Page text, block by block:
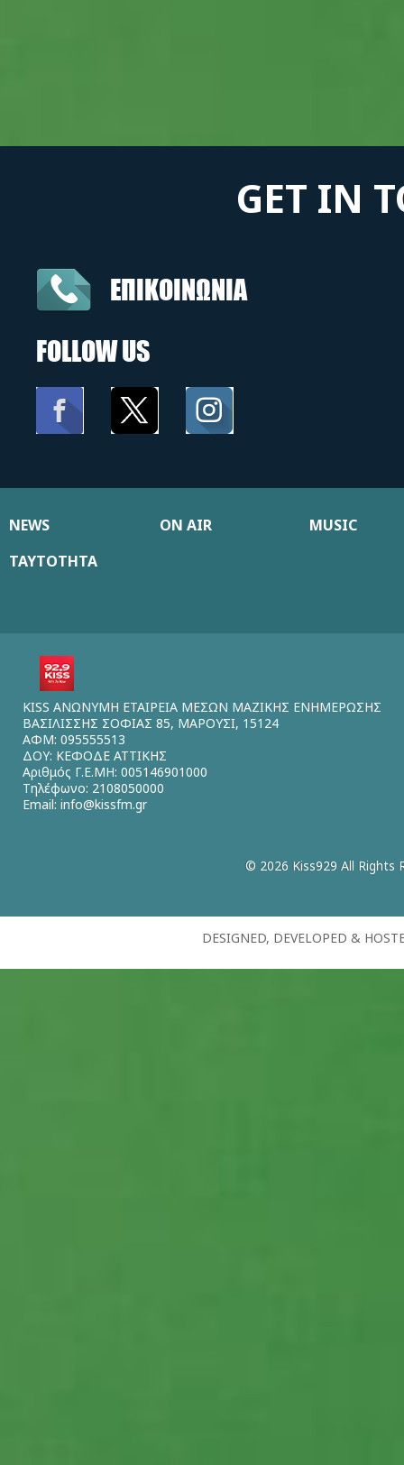
GET IN
ΕΠΙΚΟΙΝΩΝΙΑ
FOLLOW US
NEWS ON AIR
MUSIC
ΤΑΥΤΟΤΗΤΑ
KISS ΑΝΩΝΥΜΗ ΕΤΑΙΡΕΙΑ ΜΕΣΩΝ ΜΑΖΙΚΗΣ ΕΝΗΜΕΡΩΣΗΣ
ΒΑΣΙΛΙΣΣΗΣ ΣΟΦΙΑΣ 85, ΜΑΡΟΥΣΙ, 15124
ΑΦΜ: 095555513
ΔΟΥ: ΚΕΦΟΔΕ ΑΤΤΙΚΗΣ
Αριθμός Γ.Ε.ΜΗ: 005146901000
Τηλέφωνο: 2108050000
Email: info@kissfm.gr
© 2026 Kiss929 All Rights
DESIGNED, DEVELOPED &